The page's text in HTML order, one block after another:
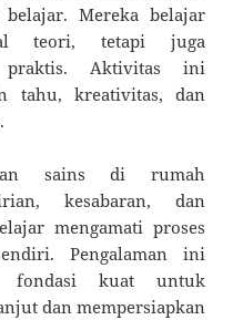
Mereka belajar
teori, tetapi juga
praktis. Aktivitas ini
tahu, kreativitas, dan
sains di rumah
kesabaran, dan
mengamati proses
Pengalaman ini
fondasi kuat untuk
dan mempersiapkan